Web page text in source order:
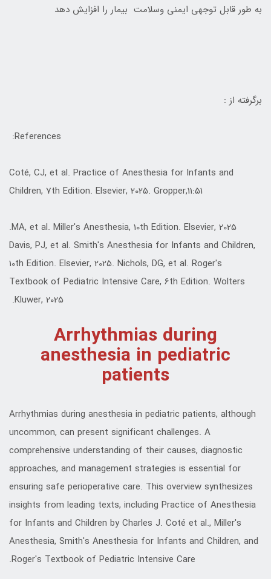
به طور قابل توجهی ایمنی وسلامت بیمار را افزایش دهد
برگرفته از :
References:
Coté, CJ, et al. Practice of Anesthesia for Infants and
Children, 7th Edition. Elsevier, 2025. Gropper,11:51
MA, et al. Miller's Anesthesia, 10th Edition. Elsevier, 2025.
Davis, PJ, et al. Smith's Anesthesia for Infants and Children,
10th Edition. Elsevier, 2025. Nichols, DG, et al. Roger's
Textbook of Pediatric Intensive Care, 6th Edition. Wolters
Kluwer, 2025.
Arrhythmias during
anesthesia in pediatric
patients
Arrhythmias during anesthesia in pediatric patients, although
uncommon, can present significant challenges. A
comprehensive understanding of their causes, diagnostic
approaches, and management strategies is essential for
ensuring safe perioperative care. This overview synthesizes
insights from leading texts, including Practice of Anesthesia
for Infants and Children by Charles J. Coté et al., Miller's
Anesthesia, Smith's Anesthesia for Infants and Children, and
Roger's Textbook of Pediatric Intensive Care.